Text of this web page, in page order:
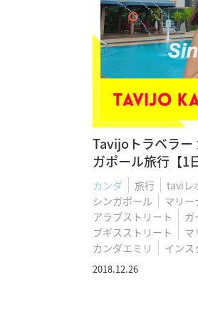
Tavijoトラベラー
ガポール旅行【1
カンダ 旅行 taviレ
シンガポール
マリー
アラブストリート
ガ
ブギスストリート
マ
カンダエミリ
インス
2018.12.26